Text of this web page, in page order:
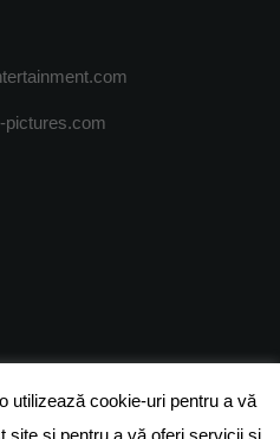
pictures.com
All rights reserved.
utilizează cookie-uri pentru a vă
site și pentru a vă oferi servicii și